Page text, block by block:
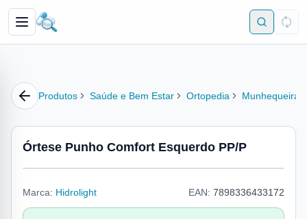
Produtos Saúde e Bem Estar Ortopedia Munhequeira
Órtese Punho Comfort Esquerdo PP/P
Marca: Hidrolight EAN: 7898336433172